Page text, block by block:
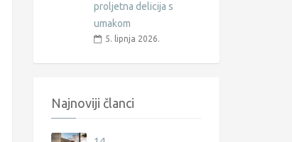
proljetna delicija s
umakom
5. lipnja 2026.
Najnoviji članci